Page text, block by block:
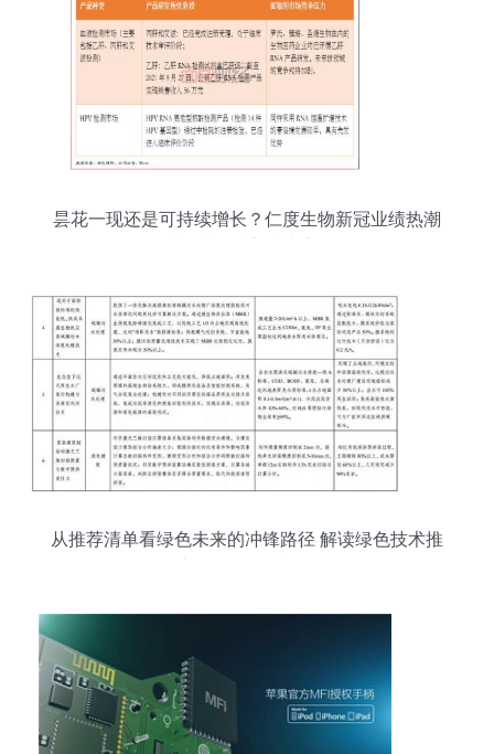
昙花一现还是可持续增长？仁度生物新冠业绩热潮
从推荐清单看绿色未来的冲锋路径 解读绿色技术推